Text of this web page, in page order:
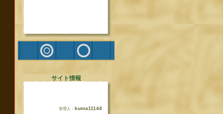
サイト情報
管理人： kuma11144